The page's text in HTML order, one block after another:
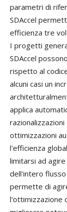
parametri di
SDAccel
efficienza tre
I progetti
SDAccel
rispetto al
alcuni casi un
applica
ottimizzazioni
l'efficienza
limitarsi ad
dell'intero
permette di
l'ottimizzazione